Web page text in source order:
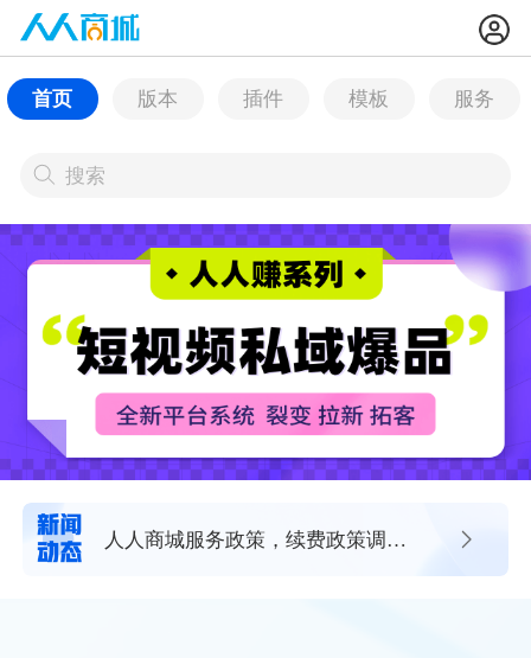
首页 版本 插件 模板 服务
搜索
搜索
人人商城服务政策，续费政策调整